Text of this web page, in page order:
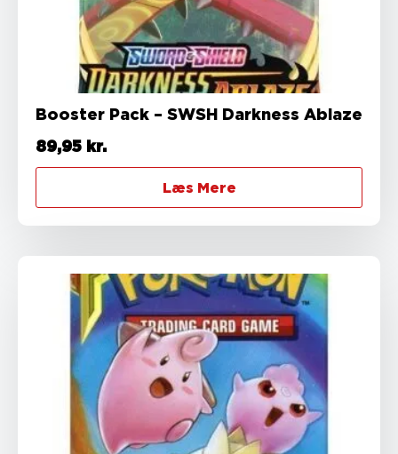
Booster Pack – SWSH Darkness Ablaze
89,95 kr.
Læs Mere